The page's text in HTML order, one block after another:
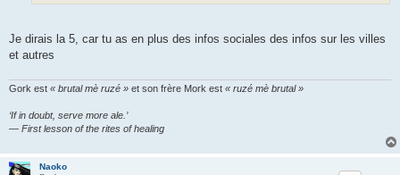
Je dirais la 5, car tu as en plus des infos sociales des infos sur les villes
et autres
Gork est « brutal mè ruzé » et son frère Mork est « ruzé mè brutal »
‘If in doubt, serve more ale.’
— First lesson of the rites of healing
Naoko